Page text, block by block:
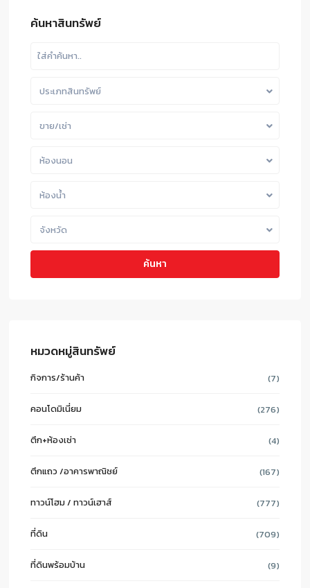
ค้นหาสินทรัพย์
ประเภทสินทรัพย์
ขาย/เช่า
ห้องนอน
ห้องน้ำ
จังหวัด
ค้นหา
หมวดหมู่สินทรัพย์
กิจการ/ร้านค้า (7)
คอนโดมิเนี่ยม (276)
ตึก+ห้องเช่า (4)
ตึกแถว /อาคารพาณิชย์ (167)
ทาวน์โฮม / ทาวน์เฮาส์ (777)
ที่ดิน (709)
ที่ดินพร้อมบ้าน (9)